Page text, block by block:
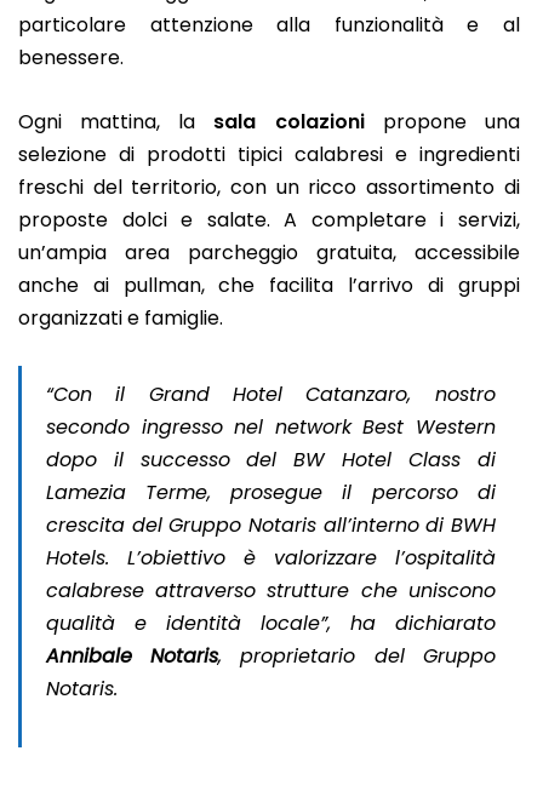
particolare attenzione alla funzionalità e al
benessere.
Ogni mattina, la sala colazionipropone una
selezione di prodotti tipici calabresi e ingredienti
freschi del territorio, con un ricco assortimento di
proposte dolci e salate. A completare i servizi,
un’ampia area parcheggio gratuita, accessibile
anche ai pullman, che facilita l’arrivo di gruppi
organizzati e famiglie.
“Con il Grand Hotel Catanzaro, nostro
secondo ingresso nel network Best Western
dopo il successo del BW Hotel Class di
Lamezia Terme, prosegue il percorso di
crescita del Gruppo Notaris all’interno di BWH
Hotels. L’obiettivo è valorizzare l’ospitalità
calabrese attraverso strutture che uniscono
qualità e identità locale”, ha dichiarato
Annibale Notaris, proprietario del Gruppo
Notaris.